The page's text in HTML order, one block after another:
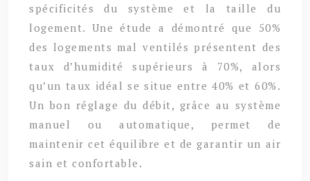
spécificités du système et la taille du
logement. Une étude a démontré que 50%
des logements mal ventilés présentent des
taux d’humidité supérieurs à 70%, alors
qu’un taux idéal se situe entre 40% et 60%.
Un bon réglage du débit, grâce au système
manuel ou automatique, permet de
maintenir cet équilibre et de garantir un air
sain et confortable.